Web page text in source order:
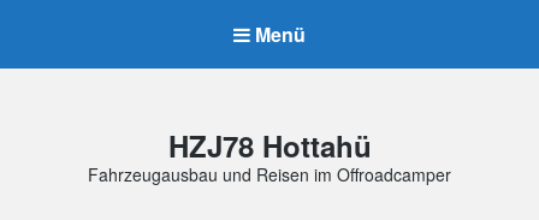
Menü
HZJ78 Hottahü
Fahrzeugausbau und Reisen im Offroadcamper